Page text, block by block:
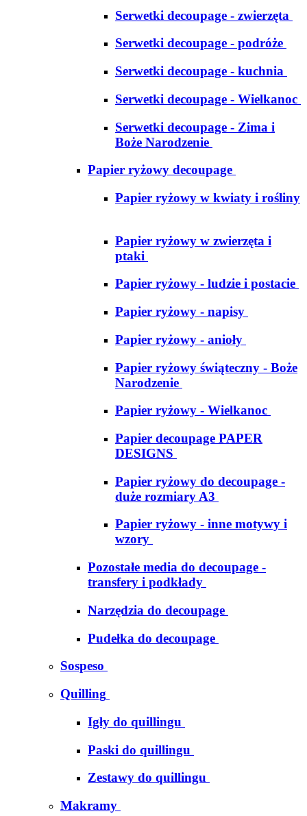
Serwetki decoupage - zwierzęta
Serwetki decoupage - podróże
Serwetki decoupage - kuchnia
Serwetki decoupage - Wielkanoc
Serwetki decoupage - Zima i
Boże Narodzenie
Papier ryżowy decoupage
Papier ryżowy w kwiaty i rośliny
Papier ryżowy w zwierzęta i
ptaki
Papier ryżowy - ludzie i postacie
Papier ryżowy - napisy
Papier ryżowy - anioły
Papier ryżowy świąteczny - Boże
Narodzenie
Papier ryżowy - Wielkanoc
Papier decoupage PAPER
DESIGNS
Papier ryżowy do decoupage -
duże rozmiary A3
Papier ryżowy - inne motywy i
wzory
Pozostałe media do decoupage -
transfery i podkłady
Narzędzia do decoupage
Pudełka do decoupage
Sospeso
Quilling
Igły do quillingu
Paski do quillingu
Zestawy do quillingu
Makramy